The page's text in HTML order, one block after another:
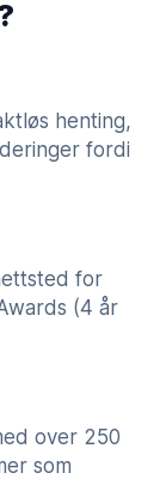
henting,
fordi
for
(4 år
over 250
som